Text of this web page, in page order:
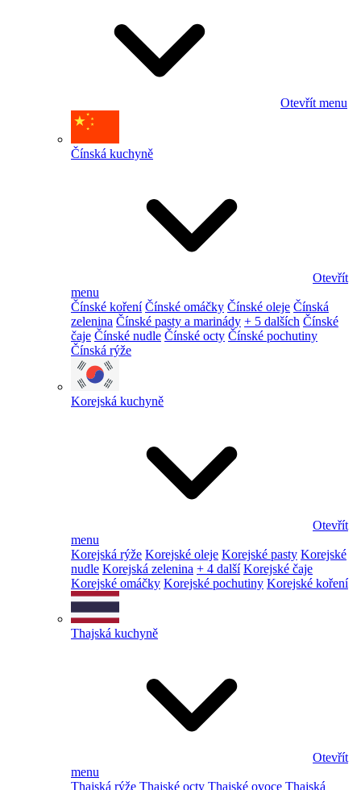
Otevřít menu
Čínská kuchyně
Otevřít
menu
Čínské koření Čínské omáčky Čínské oleje Čínská
zelenina Čínské pasty a marinády + 5 dalších Čínské
čaje Čínské nudle Čínské octy Čínské pochutiny
Čínská rýže
Korejská kuchyně
Otevřít
menu
Korejská rýže Korejské oleje Korejské pasty Korejské
nudle Korejská zelenina + 4 další Korejské čaje
Korejské omáčky Korejské pochutiny Korejské koření
Thajská kuchyně
Otevřít
menu
Thajská rýže Thajské octy Thajské ovoce Thajská